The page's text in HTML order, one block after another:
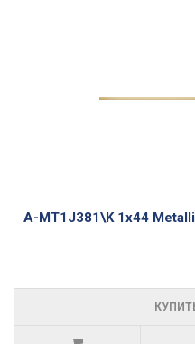
A-MT1J381\K 1x44
..